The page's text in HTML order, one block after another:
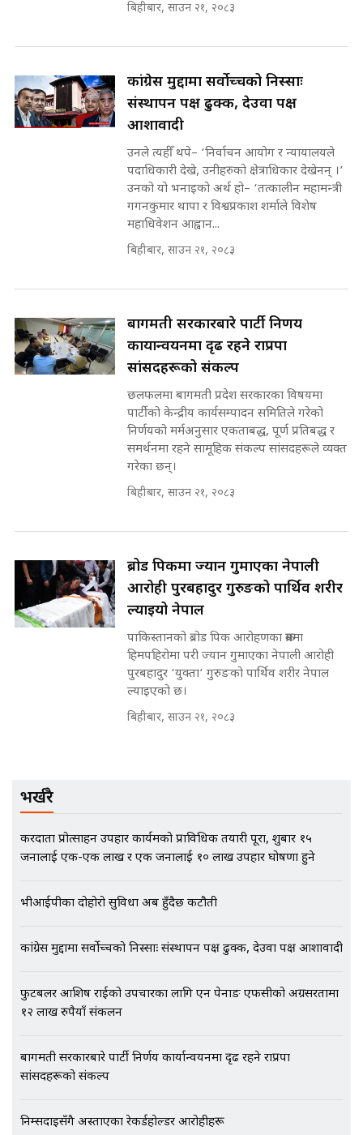
SIDHAKURA ||
कहिले बन्ला चक्रपथ ? विस्तार कार्यमा
Expansion Dilemma |
SIDHAKURA |
पटकपटक भावुक बने गृहमन्त्री सुदन
SIDHAKURA ||
भूमिसुधार मन्त्रीलाई जोगाइदै ! ||
SIDHAKURA ||
७८ लाख घुस खाने मन्त्री ! जोगाउने
प्रधानमन्त्री ? || SIDHAKURA ||
SIDHAKURA INVESTIGATION
||
मन्त्री राजकुमारलाई घुस दिने विचौलीया
||
मन्त्रीले घुस डिल गरेको अडियो ! दुई झोला
नोट मन्त्रीलाई घुस | SIDHAKURA |
मृतकका परिवारप्रति मेडिकल
काउन्सीलको बदनियत ! न्याय खोज्दै
भौतारिदै सुवास || THE REPORTER
EXCLUSIVE - भिजिट भिसामा सेटिङको
गोप्य अडियो र म्यासेज, गृह मन्त्रालय
कनेक्सन ! || VISIT VISA SCAM
गायब || Everest Hospital
बिहीबार, साउन २१, २०८३
कांग्रेस मुद्दामा सर्वोच्चको निस्साः
संस्थापन पक्ष ढुक्क, देउवा पक्ष
आशावादी
उनले त्यहीँ थपे– ‘निर्वाचन आयोग र न्यायालयले
पदाधिकारी देखे, उनीहरुको क्षेत्राधिकार देखेनन् ।’
उनको यो भनाइको अर्थ हो– ‘तत्कालीन महामन्त्री
गगनकुमार थापा र विश्वप्रकाश शर्माले विशेष
महाधिवेशन आह्वान...
बिहीबार, साउन २१, २०८३
बागमती सरकारबारे पार्टी निर्णय
कार्यान्वयनमा दृढ रहने राप्रपा
सांसदहरूको संकल्प
छलफलमा बागमती प्रदेश सरकारका विषयमा
पार्टीको केन्द्रीय कार्यसम्पादन समितिले गरेको
निर्णयको मर्मअनुसार एकताबद्ध, पूर्ण प्रतिबद्ध र
समर्थनमा रहने सामूहिक संकल्प सांसदहरूले व्यक्त
गरेका छन्।
बिहीबार, साउन २१, २०८३
ब्रोड पिकमा ज्यान गुमाएका नेपाली
आरोही पुरबहादुर गुरुङको पार्थिव शरीर
ल्याइयो नेपाल
पाकिस्तानको ब्रोड पिक आरोहणका क्रममा
हिमपहिरोमा परी ज्यान गुमाएका नेपाली आरोही
पुरबहादुर ‘युक्ता’ गुरुङको पार्थिव शरीर नेपाल
ल्याइएको छ।
बिहीबार, साउन २१, २०८३
भर्खरै
करदाता प्रोत्साहन उपहार कार्यक्रमको प्राविधिक तयारी पूरा, शुक्रबार १५
जनालाई एक-एक लाख र एक जनालाई १० लाख उपहार घोषणा हुने
भीआईपीका दोहोरो सुविधा अब हुँदैछ कटौती
कांग्रेस मुद्दामा सर्वोच्चको निस्साः संस्थापन पक्ष ढुक्क, देउवा पक्ष आशावादी
फुटबलर आशिष राईको उपचारका लागि एन पेनाङ एफसीको अग्रसरतामा
१२ लाख रुपैयाँ संकलन
बागमती सरकारबारे पार्टी निर्णय कार्यान्वयनमा दृढ रहने राप्रपा
सांसदहरूको संकल्प
निम्सदाइसँगै अस्ताएका रेकर्डहोल्डर आरोहीहरू